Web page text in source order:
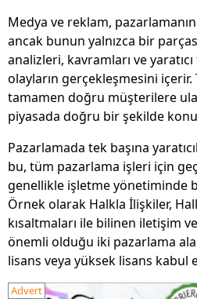
Medya ve reklam,
ancak bunun yalnızca bir
analizleri, kavramları ve
olayların gerçekleşmesini
tamamen doğru müşterilere
piyasada doğru bir şekilde
Pazarlamada tek başına
bu, tüm pazarlama işleri için
genellikle işletme yönetiminde
Örnek olarak Halkla İlişkiler,
kısaltmaları ile bilinen iletişim
önemli olduğu iki pazarlama
lisans veya yüksek lisans kabul
Advert